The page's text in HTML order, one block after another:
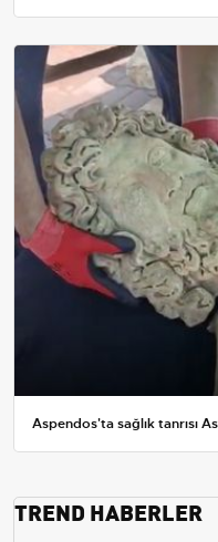
Aspendos'ta sağlık tanrısı
TREND HABERLER